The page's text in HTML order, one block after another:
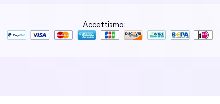
Accettiamo: